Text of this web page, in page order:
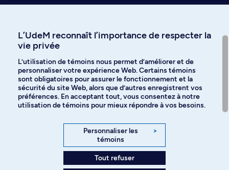
Langues
Facebook Instagram
YouTube
L’UdeM reconnaît l’importance de respecter la
vie privée
L’utilisation de témoins nous permet d’améliorer et de
personnaliser votre expérience Web. Certains témoins
sont obligatoires pour assurer le fonctionnement et la
sécurité du site Web, alors que d’autres enregistrent vos
préférences. En acceptant tout, vous consentez à notre
utilisation de témoins pour mieux répondre à vos besoins.
Personnaliser les
témoins
>
Tout refuser